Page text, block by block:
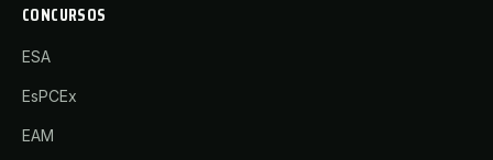
CONCURSOS
ESA
EsPCEx
EAM